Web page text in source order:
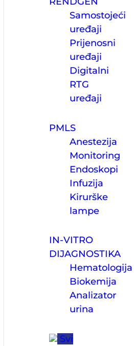
Samostojeći
uređaji
Prijenosni
uređaji
Digitalni
RTG
uređaji
PMLS
Anestezija
Monitoring
Endoskopi
Infuzija
Kirurške
lampe
IN-VITRO
DIJAGNOSTIKA
Hematologija
Biokemija
Analizator
urina
Svi